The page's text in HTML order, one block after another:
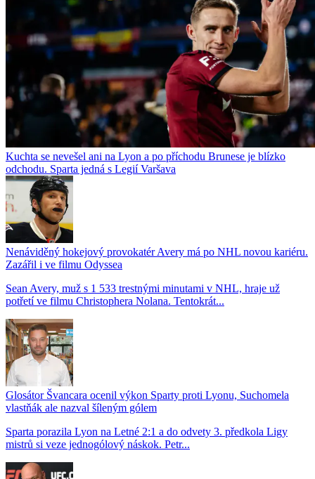
Kuchta se nevešel ani na Lyon a po příchodu Brunese je blízko
odchodu. Sparta jedná s Legií Varšava
Nenáviděný hokejový provokatér Avery má po NHL novou kariéru.
Zazářil i ve filmu Odyssea
Sean Avery, muž s 1 533 trestnými minutami v NHL, hraje už
potřetí ve filmu Christophera Nolana. Tentokrát...
Glosátor Švancara ocenil výkon Sparty proti Lyonu, Suchomela
vlastňák ale nazval šíleným gólem
Sparta porazila Lyon na Letné 2:1 a do odvety 3. předkola Ligy
mistrů si veze jednogólový náskok. Petr...